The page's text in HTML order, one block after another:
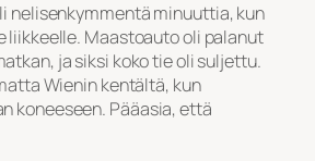
nelisenkymmentä minuuttia, kun
liikkeelle. Maastoauto oli palanut
ja siksi koko tie oli suljettu.
Wienin kentältä, kun
koneeseen. Pääasia, että